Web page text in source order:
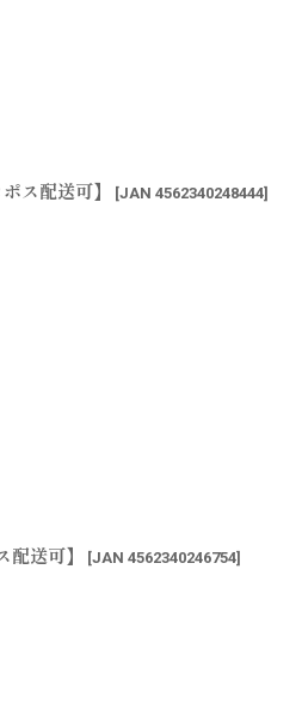
ス配送可】 [JAN 4562340248444]
送可】 [JAN 4562340246754]